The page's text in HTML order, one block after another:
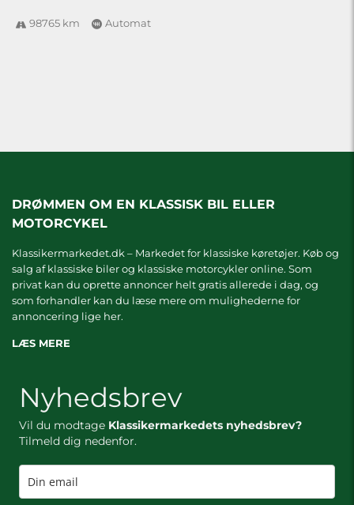
98765 km Automat
DRØMMEN OM EN KLASSISK BIL ELLER
MOTORCYKEL
Klassikermarkedet.dk – Markedet for klassiske køretøjer. Køb og
salg af klassiske biler og klassiske motorcykler online. Som
privat kan du oprette annoncer helt gratis allerede i dag, og
som forhandler kan du læse mere om mulighederne for
annoncering lige her.
LÆS MERE
Nyhedsbrev
Vil du modtage Klassikermarkedets nyhedsbrev?
Tilmeld dig nedenfor.